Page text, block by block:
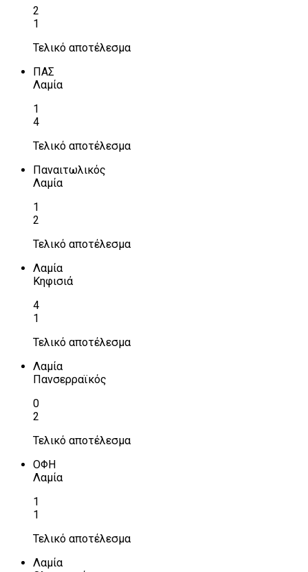
2
1
Τελικό αποτέλεσμα
ΠΑΣ
Λαμία
1
4
Τελικό αποτέλεσμα
Παναιτωλικός
Λαμία
1
2
Τελικό αποτέλεσμα
Λαμία
Κηφισιά
4
1
Τελικό αποτέλεσμα
Λαμία
Πανσερραϊκός
0
2
Τελικό αποτέλεσμα
ΟΦΗ
Λαμία
1
1
Τελικό αποτέλεσμα
Λαμία